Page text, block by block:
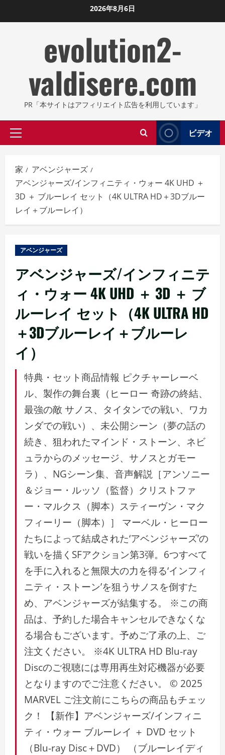
ン
2026年8月6日
evolution2-
valdisere.com
PR「本サイトはアフィリエイト広告を利用しています」
プ
イ
マ
リ
メ
ニ
ュ
ビデオ
家
アベンジャーズ
アベンジャーズ/インフィニティ・ウォー 4K UHD ＋
3D ＋ ブルーレイ セット（4K ULTRA HD＋3Dブルー
レイ＋ブルーレイ）
アベンジャーズ
アベンジャーズ/インフィニテ
ィ・ウォー 4K UHD ＋ 3D ＋ ブ
ルーレイ セット（4K ULTRA HD
＋3Dブルーレイ＋ブルーレ
イ）
特典・セット商品情報 ピクチャーレーベ
ル、製作の舞台裏（ヒーロー 奇跡の終結、
最強の敵 サノス、タイタンでの戦い、ワカ
ンダでの戦い）、未公開シーン（夢の話の
続き、狙われたマインド・ストーン、ネビ
ュラからのメッセージ、サノスとガモー
ラ）、NGシーン集、音声解説［アンソニー
＆ジョー・ルッソ（監督）クリストファ
ー・マルクス（脚本）スティーヴン・マク
フィーリー（脚本）］ マーベル・ヒーロー
たちによって結成された‘アベンジャーズ’の
戦いを描くSFアクション第3弾。6つすべて
を手に入れると無限大の力を得る‘インフィ
ニティ・ストーン’を狙うサノスを倒すた
め、アベンジャーズが結集する。 ※この商
品は、予約した場合キャンセルできなくな
る場合もございます。予めご了承の上、ご
注文ください。 ※4K ULTRA HD Blu-ray
Discのご視聴には専用再生対応機器が必要
となりますのでご注意ください。 © 2025
MARVEL ご注文前にこちらの商品もチェッ
ク！ 【新作】アベンジャーズ/インフィニ
ティ・ウォー ブルーレイ ＋ DVD セット
（Blu-ray Disc＋DVD） （ブルーレイディ